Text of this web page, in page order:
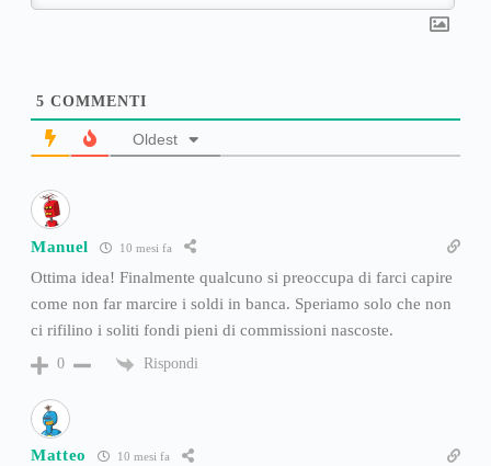
5 COMMENTI
Oldest
Manuel 10 mesi fa
Ottima idea! Finalmente qualcuno si preoccupa di farci capire
come non far marcire i soldi in banca. Speriamo solo che non
ci rifilino i soliti fondi pieni di commissioni nascoste.
0 Rispondi
Matteo 10 mesi fa